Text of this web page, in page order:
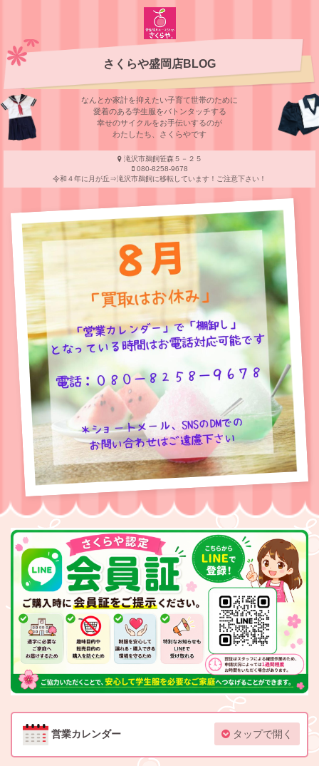
さくらや盛岡店BLOG
なんとか家計を抑えたい子育て世帯のために
愛着のある学⽣服をバトンタッチする
幸せのサイクルをお⼿伝いするのが
わたしたち、さくらやです
滝沢市鵜飼笹森５－２５
080-8258-9678
令和４年に月が丘⇒滝沢市鵜飼に移転しています！ご注意下さい！
営業カレンダー タップで開く